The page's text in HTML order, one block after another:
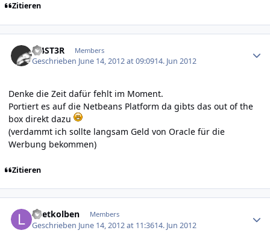
Zitieren
M4ST3R Members
Geschrieben June 14, 2012 at 09:0914. Jun 2012
Denke die Zeit dafür fehlt im Moment.
Portiert es auf die Netbeans Platform da gibts das out of the
box direkt dazu
(verdammt ich sollte langsam Geld von Oracle für die
Werbung bekommen)
Zitieren
Loetkolben Members
Geschrieben June 14, 2012 at 11:3614. Jun 2012